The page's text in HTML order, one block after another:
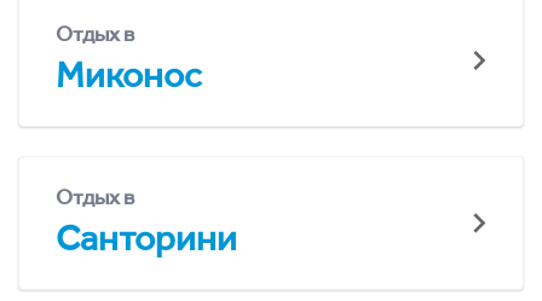
Отдых в
Миконос
Отдых в
Санторини